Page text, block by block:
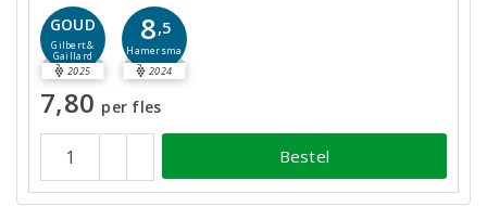
GOUD
Gilbert &
Gaillard
2025
8,5
Hamersma
2024
7,80 per fles
Bestel